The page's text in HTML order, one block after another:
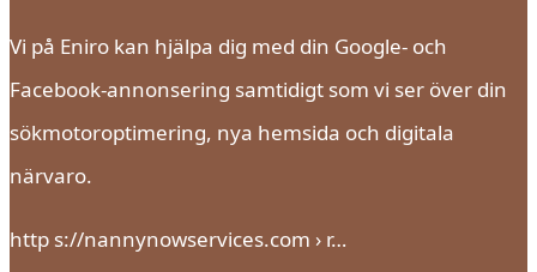
Vi på Eniro kan hjälpa dig med din Google- och
Facebook-annonsering samtidigt som vi ser över din
sökmotoroptimering, nya hemsida och digitala
närvaro.
http s://nannynowservices.com › r…